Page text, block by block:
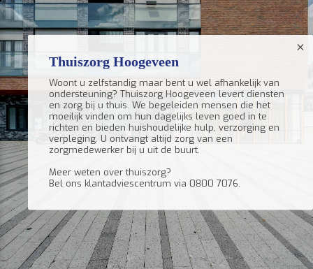
Thuiszorg Hoogeveen
Woont u zelfstandig maar bent u wel afhankelijk van
ondersteuning? Thuiszorg Hoogeveen levert diensten
en zorg bij u thuis. We begeleiden mensen die het
moeilijk vinden om hun dagelijks leven goed in te
richten en bieden huishoudelijke hulp, verzorging en
verpleging. U ontvangt altijd zorg van een
zorgmedewerker bij u uit de buurt.
Meer weten over thuiszorg?
Bel ons klantadviescentrum via 0800 7076.